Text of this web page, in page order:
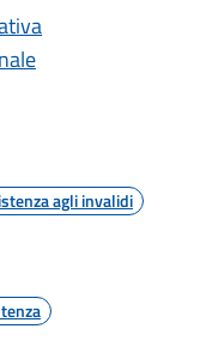
agli invalidi